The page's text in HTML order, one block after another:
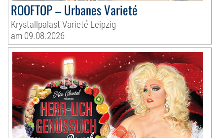
ROOFTOP – Urbanes Varieté
Krystallpalast Varieté Leipzig
am 09.08.2026